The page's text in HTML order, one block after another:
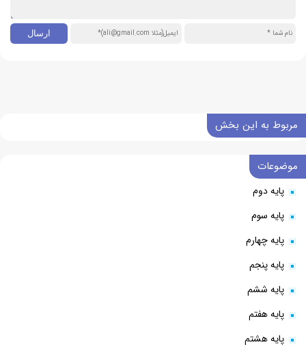
مربوط به این بخش
موضوعات
پایه دوم
پایه سوم
پایه چهارم
پایه پنجم
پایه ششم
پایه هفتم
پایه هشتم